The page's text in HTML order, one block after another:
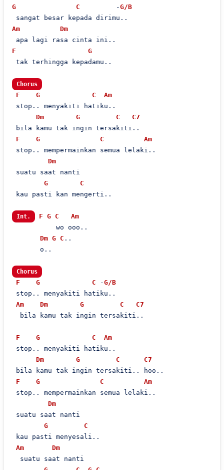
G
C
         -
G/B
Am
Dm
F
G
tak terhingga kepadamu..
Chorus
F G C
Am
stop.. menyakiti hatiku..
Dm
G C
C7
bila kamu tak ingin tersakiti..
F
G C
Am
stop.. mempermainkan semua lelaki..
Dm
suatu saat nanti
G
C
kau pasti kan mengerti..
Int. F G C
Am
           wo ooo..
Dm G C ..
       o..
Chorus
F G C -G/B
stop.. menyakiti hatiku..
Am
Dm G C
C7
  bila kamu tak ingin tersakiti..
F G C
Am
stop.. menyakiti hatiku..
Dm
G C
C7
bila kamu tak ingin tersakiti.. hoo..
F
G C
Am
stop.. mempermainkan semua lelaki..
Dm
suatu saat nanti
G
C
kau pasti menyesali..
Am
Dm
  suatu saat nanti